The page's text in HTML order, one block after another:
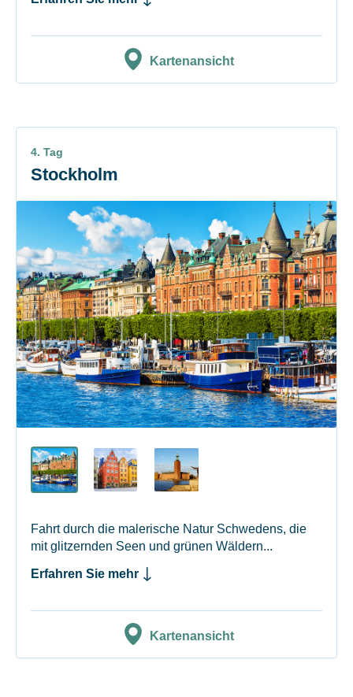
Kartenansicht
4. Tag
Stockholm
Fahrt durch die malerische Natur Schwedens, die
mit glitzernden Seen und grünen Wäldern...
Erfahren Sie mehr
Kartenansicht